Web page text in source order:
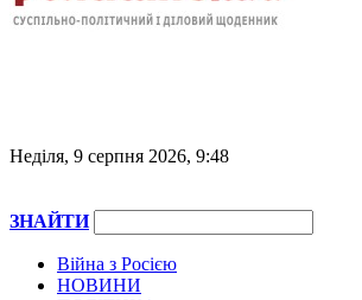
Неділя, 9 серпня 2026, 9:48
ЗНАЙТИ
Війна з Росією
НОВИНИ